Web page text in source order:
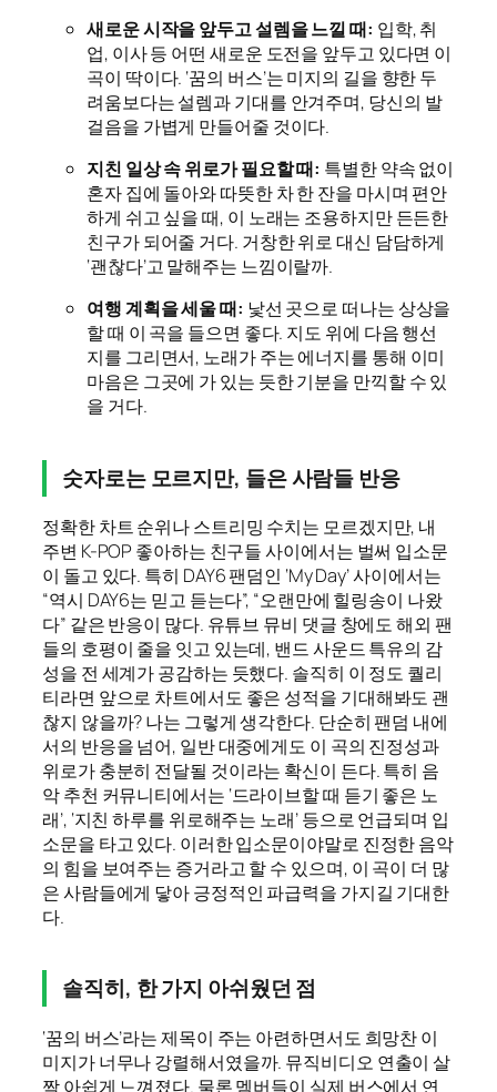
새로운 시작을 앞두고 설렘을 느낄 때: 입학, 취
업, 이사 등 어떤 새로운 도전을 앞두고 있다면 이
곡이 딱이다. ‘꿈의 버스’는 미지의 길을 향한 두
려움보다는 설렘과 기대를 안겨주며, 당신의 발
걸음을 가볍게 만들어줄 것이다.
지친 일상 속 위로가 필요할 때: 특별한 약속 없이
혼자 집에 돌아와 따뜻한 차 한 잔을 마시며 편안
하게 쉬고 싶을 때, 이 노래는 조용하지만 든든한
친구가 되어줄 거다. 거창한 위로 대신 담담하게
‘괜찮다’고 말해주는 느낌이랄까.
여행 계획을 세울 때: 낯선 곳으로 떠나는 상상을
할 때 이 곡을 들으면 좋다. 지도 위에 다음 행선
지를 그리면서, 노래가 주는 에너지를 통해 이미
마음은 그곳에 가 있는 듯한 기분을 만끽할 수 있
을 거다.
숫자로는 모르지만, 들은 사람들 반응
정확한 차트 순위나 스트리밍 수치는 모르겠지만, 내
주변 K-POP 좋아하는 친구들 사이에서는 벌써 입소문
이 돌고 있다. 특히 DAY6 팬덤인 ‘My Day’ 사이에서는
“역시 DAY6는 믿고 듣는다”, “오랜만에 힐링송이 나왔
다” 같은 반응이 많다. 유튜브 뮤비 댓글 창에도 해외 팬
들의 호평이 줄을 잇고 있는데, 밴드 사운드 특유의 감
성을 전 세계가 공감하는 듯했다. 솔직히 이 정도 퀄리
티라면 앞으로 차트에서도 좋은 성적을 기대해봐도 괜
찮지 않을까? 나는 그렇게 생각한다. 단순히 팬덤 내에
서의 반응을 넘어, 일반 대중에게도 이 곡의 진정성과
위로가 충분히 전달될 것이라는 확신이 든다. 특히 음
악 추천 커뮤니티에서는 ‘드라이브할 때 듣기 좋은 노
래’, ‘지친 하루를 위로해주는 노래’ 등으로 언급되며 입
소문을 타고 있다. 이러한 입소문이야말로 진정한 음악
의 힘을 보여주는 증거라고 할 수 있으며, 이 곡이 더 많
은 사람들에게 닿아 긍정적인 파급력을 가지길 기대한
다.
솔직히, 한 가지 아쉬웠던 점
‘꿈의 버스’라는 제목이 주는 아련하면서도 희망찬 이
미지가 너무나 강렬해서였을까. 뮤직비디오 연출이 살
짝 아쉽게 느껴졌다. 물론 멤버들이 실제 버스에서 연